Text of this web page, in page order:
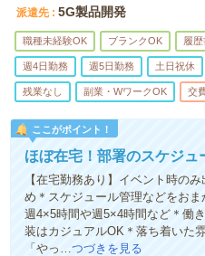
派遣先 5G製品開発
職種未経験OK ブランクOK 履
週4日勤務 週5日勤務 土日祝休
残業なし 副業・WワークOK 交
ここがポイント！
ほぼ在宅！部署のスケジュ
【在宅勤務あり】イベント時の
め＊スケジュール管理などをお
週4×5時間や週5×4時間など＊働
装はカジュアルOK＊落ち着いた
「やっ…つづきを見る